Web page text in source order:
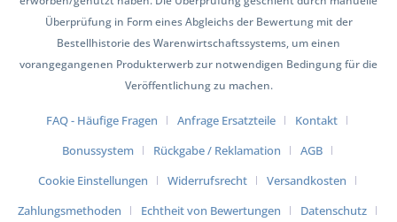
Überprüfung in Form eines Abgleichs der Bewertung mit der
Bestellhistorie des Warenwirtschaftssystems, um einen
vorangegangenen Produkterwerb zur notwendigen Bedingung für die
Veröffentlichung zu machen.
FAQ - Häufige Fragen Anfrage Ersatzteile
Kontakt
Bonussystem
Rückgabe / Reklamation
AGB
Cookie Einstellungen
Widerrufsrecht
Versandkosten
Zahlungsmethoden
Echtheit von Bewertungen Datenschutz